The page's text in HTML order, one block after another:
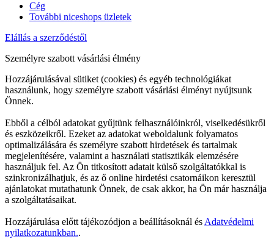
Cég
További niceshops üzletek
Elállás a szerződéstől
Személyre szabott vásárlási élmény
Hozzájárulásával sütiket (cookies) és egyéb technológiákat
használunk, hogy személyre szabott vásárlási élményt nyújtsunk
Önnek.
Ebből a célból adatokat gyűjtünk felhasználóinkról, viselkedésükről
és eszközeikről. Ezeket az adatokat weboldalunk folyamatos
optimalizálására és személyre szabott hirdetések és tartalmak
megjelenítésére, valamint a használati statisztikák elemzésére
használjuk fel. Az Ön titkosított adatait külső szolgáltatókkal is
szinkronizálhatjuk, és az ő online hirdetési csatornáikon keresztül
ajánlatokat mutathatunk Önnek, de csak akkor, ha Ön már használja
a szolgáltatásaikat.
Hozzájárulása előtt tájékozódjon a beállításoknál és Adatvédelmi
nyilatkozatunkban..